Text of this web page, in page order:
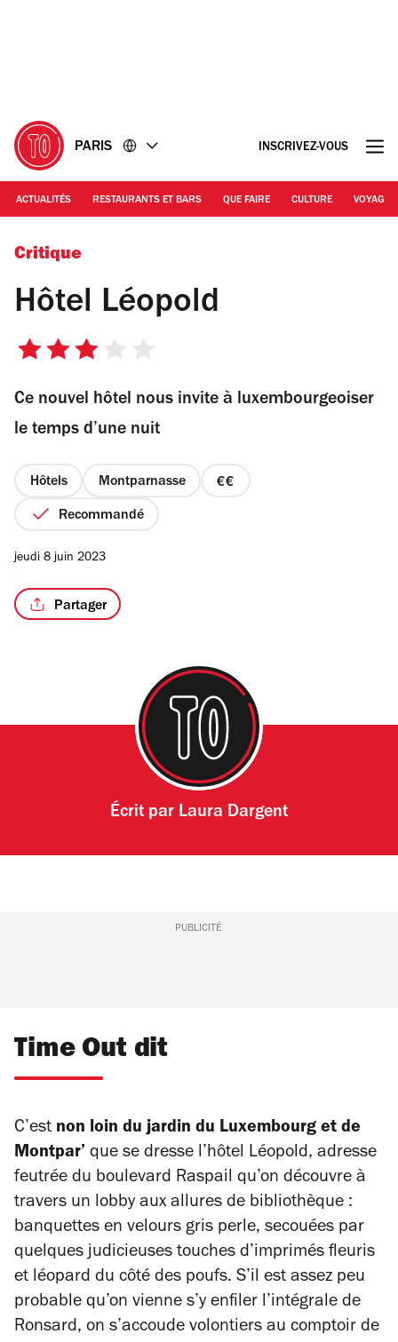
PARIS INSCRIVEZ-VOUS
ACTUALITÉS RESTAURANTS ET BARS QUE FAIRE CULTURE VOYAGE
© Hôtel Leopold
Critique
Hôtel Léopold
3
5
étoiles
Ce nouvel hôtel nous invite à luxembourgeoiser
le temps d’une nuit
Hôtels Montparnasse
prix
Recommandé
jeudi 8 juin 2023
Partager
Écrit par Laura Dargent
PUBLICITÉ
Time Out dit
C’est non loin du jardin du Luxembourg et de
Montpar’ que se dresse l’hôtel Léopold, adresse
feutrée du boulevard Raspail qu’on découvre à
travers un lobby aux allures de bibliothèque :
banquettes en velours gris perle, secouées par
quelques judicieuses touches d’imprimés fleuris
et léopard du côté des poufs. S’il est assez peu
probable qu’on vienne s’y enfiler l’intégrale de
Ronsard, on s’accoude volontiers au comptoir de